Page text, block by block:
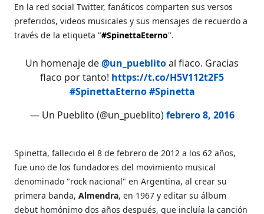
En la red social Twitter, fanáticos comparten sus versos
preferidos, videos musicales y sus mensajes de recuerdo a
través de la etiqueta "#SpinettaEterno".
Un homenaje de@un_pueblitoal flaco. Gracias
flaco por tanto! https://t.co/H5V112t2F5
#SpinettaEterno #Spinetta
— Un Pueblito (@un_pueblito)febrero 8, 2016
Spinetta, fallecido el 8 de febrero de 2012 a los 62 años,
fue uno de los fundadores del movimiento musical
denominado "rock nacional" en Argentina, al crear su
primera banda, Almendra, en 1967 y editar su álbum
debut homónimo dos años después, que incluía la canción